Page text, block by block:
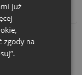
Zestawy
już
zgody na